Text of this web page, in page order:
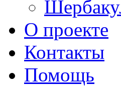
О проекте
Контакты
Помощь